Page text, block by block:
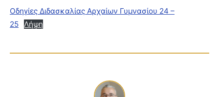
Οδηγίες Διδασκαλίας Αρχαίων Γυμνασίου 24 –
25
Λήψη